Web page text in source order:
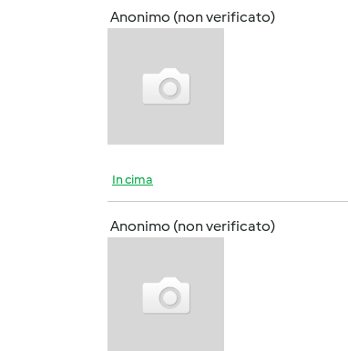
Anonimo (non verificato)
In cima
Anonimo (non verificato)